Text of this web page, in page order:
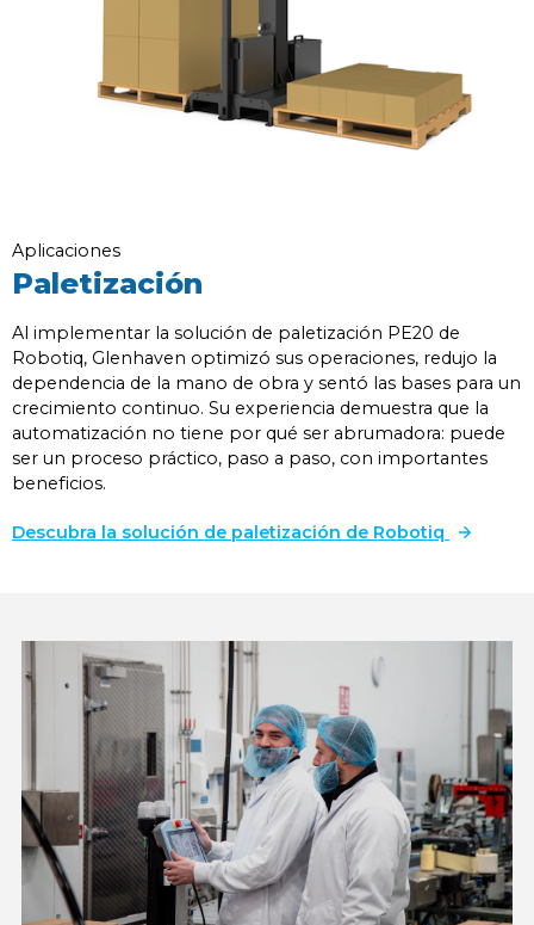
Aplicaciones
Paletización
Al implementar la solución de paletización PE20 de
Robotiq, Glenhaven optimizó sus operaciones, redujo la
dependencia de la mano de obra y sentó las bases para un
crecimiento continuo. Su experiencia demuestra que la
automatización no tiene por qué ser abrumadora: puede
ser un proceso práctico, paso a paso, con importantes
beneficios.
Descubra la solución de paletización de Robotiq